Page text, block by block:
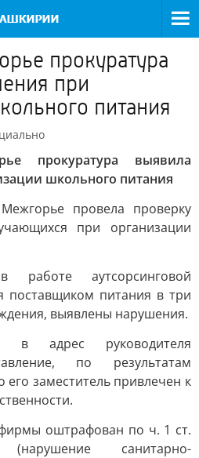
прокуратура
при
питания
прокуратура выявила
школьного питания
провела проверку
при организации
работе аутсорсинговой
поставщиком питания в три
выявлены нарушения.
в адрес руководителя
по результатам
его заместитель привлечен к
оштрафован по ч. 1 ст.
санитарно-